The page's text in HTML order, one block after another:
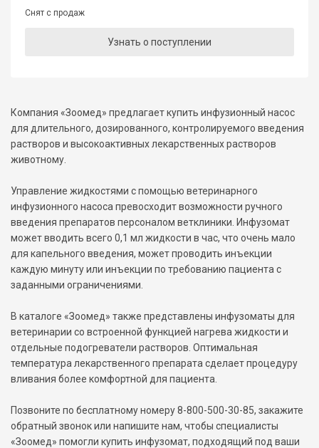
Снят с продаж
Узнать о поступлении
Компания «Зоомед» предлагает купить инфузионный насос
для длительного, дозированного, контролируемого введения
растворов и высокоактивных лекарственных растворов
животному.
Управление жидкостями с помощью ветеринарного
инфузионного насоса превосходит возможности ручного
введения препаратов персоналом ветклиники. Инфузомат
может вводить всего 0,1 мл жидкости в час, что очень мало
для капельного введения, может проводить инъекции
каждую минуту или инъекции по требованию пациента с
заданными ограничениями.
В каталоге «Зоомед» также представлены инфузоматы для
ветеринарии со встроенной функцией нагрева жидкости и
отдельные подогреватели растворов. Оптимальная
температура лекарственного препарата сделает процедуру
вливания более комфортной для пациента.
Позвоните по бесплатному номеру 8-800-500-30-85, закажите
обратный звонок или напишите нам, чтобы специалисты
«Зоомед» помогли купить инфузомат, подходящий под ваши